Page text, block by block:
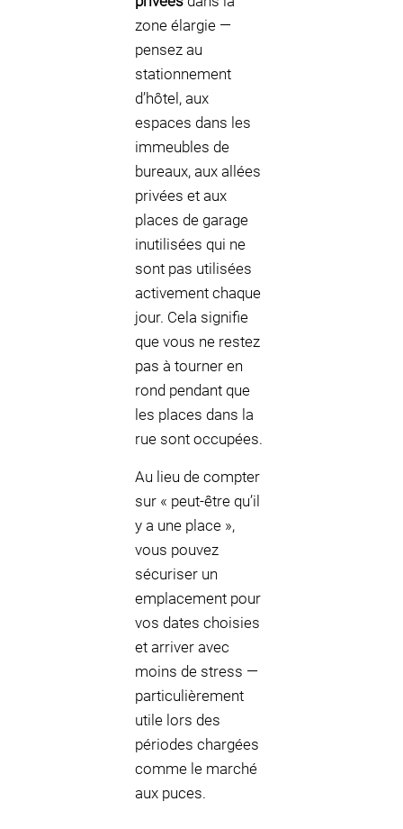
zone élargie —
pensez au
stationnement
d’hôtel, aux
espaces dans les
immeubles de
bureaux, aux allées
privées et aux
places de garage
inutilisées qui ne
sont pas utilisées
activement chaque
jour. Cela signifie
que vous ne restez
pas à tourner en
rond pendant que
les places dans la
rue sont occupées.
Au lieu de compter
sur « peut-être qu’il
y a une place »,
vous pouvez
sécuriser un
emplacement pour
vos dates choisies
et arriver avec
moins de stress —
particulièrement
utile lors des
périodes chargées
comme le marché
aux puces.